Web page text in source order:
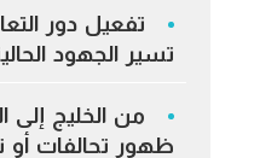
تفعيل دور
تسير الجهود
من الخليج إلى
ظهور تحالفات أو